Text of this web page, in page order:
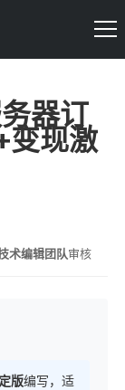
器订
变现激
术编辑团队审核
版编写，适